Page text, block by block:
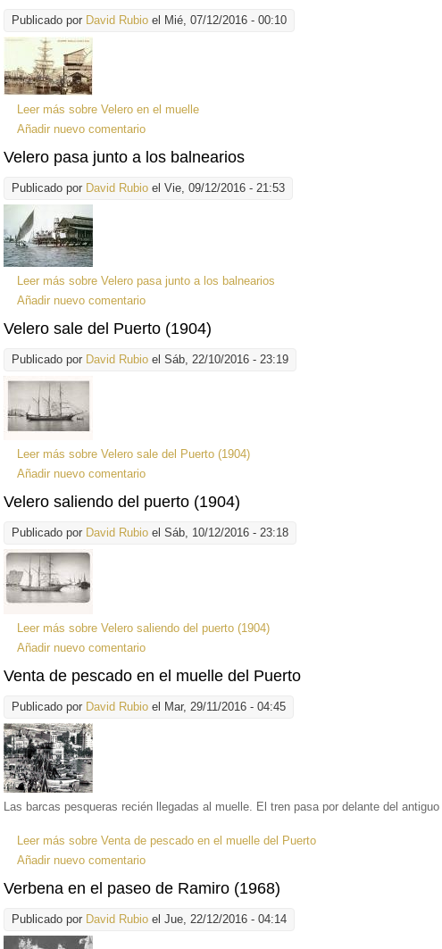
Publicado por David Rubio el Mié, 07/12/2016 - 00:10
Leer más sobre Velero en el muelle
Añadir nuevo comentario
Velero pasa junto a los balnearios
Publicado por David Rubio el Vie, 09/12/2016 - 21:53
Leer más sobre Velero pasa junto a los balnearios
Añadir nuevo comentario
Velero sale del Puerto (1904)
Publicado por David Rubio el Sáb, 22/10/2016 - 23:19
Leer más sobre Velero sale del Puerto (1904)
Añadir nuevo comentario
Velero saliendo del puerto (1904)
Publicado por David Rubio el Sáb, 10/12/2016 - 23:18
Leer más sobre Velero saliendo del puerto (1904)
Añadir nuevo comentario
Venta de pescado en el muelle del Puerto
Publicado por David Rubio el Mar, 29/11/2016 - 04:45
Las barcas pesqueras recién llegadas al muelle. El tren pasa por delante del
Leer más sobre Venta de pescado en el muelle del Puerto
Añadir nuevo comentario
Verbena en el paseo de Ramiro (1968)
Publicado por David Rubio el Jue, 22/12/2016 - 04:14